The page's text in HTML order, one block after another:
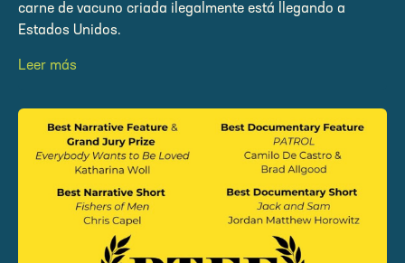
carne de vacuno criada ilegalmente está llegando a
Estados Unidos.
Leer más